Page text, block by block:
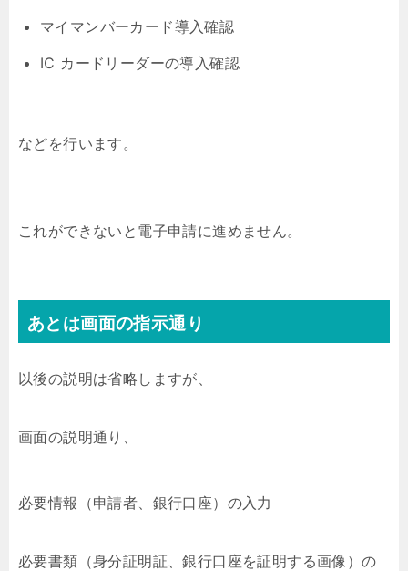
マイマンバーカード導入確認
IC カードリーダーの導入確認
などを行います。
これができないと電子申請に進めません。
あとは画面の指示通り
以後の説明は省略しますが、
画面の説明通り、
必要情報（申請者、銀行口座）の入力
必要書類（身分証明証、銀行口座を証明する画像）の